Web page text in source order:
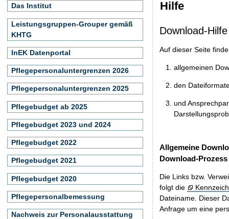
Hilfe
Download-Hilfe
Auf dieser Seite
allgemeinen
den
und
Allgemeine
Download-Prozess
Die Links bzw.
folgt die
Dateiname. Dieser
Anfrage um eine
Das Institut
Leistungsgruppen-Grouper gemäß
KHTG
InEK Datenportal
Pflegepersonaluntergrenzen 2026
Pflegepersonaluntergrenzen 2025
Pflegebudget ab 2025
Pflegebudget 2023 und 2024
Pflegebudget 2022
Pflegebudget 2021
Pflegebudget 2020
Pflegepersonalbemessung
Nachweis zur Personalausstattung